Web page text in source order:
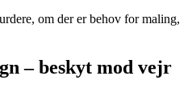
om der er behov for maling,
– beskyt mod vejr